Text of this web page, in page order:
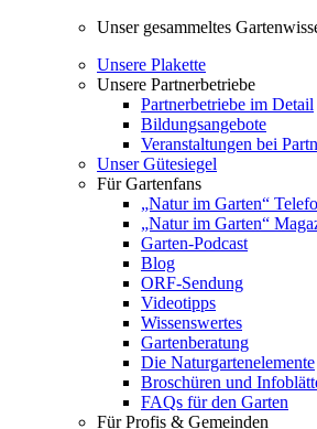
Unser gesammeltes
Unsere Plakette
Unsere Partnerbetriebe
Partnerbetriebe im Detail
Bildungsangebote
Veranstaltungen bei
Unser Gütesiegel
Für Gartenfans
„Natur im Garten“
„Natur im Garten“
Garten-Podcast
Blog
ORF-Sendung
Videotipps
Wissenswertes
Gartenberatung
Die Naturgartenelemente
Broschüren und
FAQs für den Garten
Für Profis & Gemeinden